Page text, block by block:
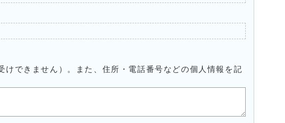
けできません）。また、住所・電話番号などの個人情報を記